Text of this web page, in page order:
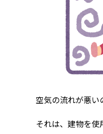
空気の流れが悪い
それは、建物を使